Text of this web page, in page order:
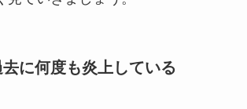
に何度も炎上している